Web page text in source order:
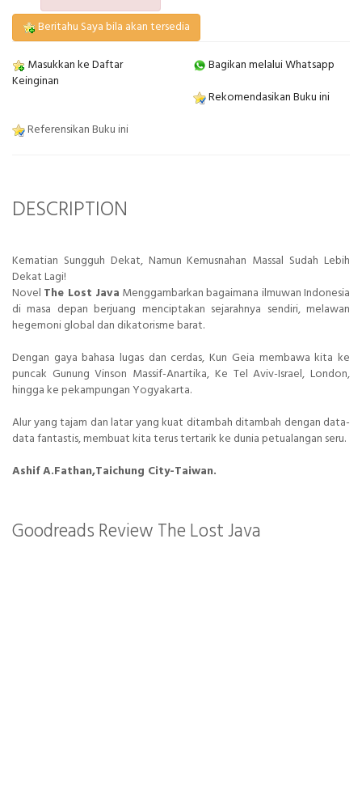
Beritahu Saya bila akan tersedia
Masukkan ke Daftar
Keinginan
Bagikan melalui Whatsapp
Rekomendasikan Buku ini
Referensikan Buku ini
DESCRIPTION
Kematian Sungguh Dekat, Namun Kemusnahan Massal Sudah Lebih
Dekat Lagi!
Novel The Lost Java Menggambarkan bagaimana ilmuwan Indonesia
di masa depan berjuang menciptakan sejarahnya sendiri, melawan
hegemoni global dan dikatorisme barat.
Dengan gaya bahasa lugas dan cerdas, Kun Geia membawa kita ke
puncak Gunung Vinson Massif-Anartika, Ke Tel Aviv-Israel, London,
hingga ke pekampungan Yogyakarta.
Alur yang tajam dan latar yang kuat ditambah ditambah dengan data-
data fantastis, membuat kita terus tertarik ke dunia petualangan seru.
Ashif A.Fathan,Taichung City-Taiwan.
Goodreads Review The Lost Java